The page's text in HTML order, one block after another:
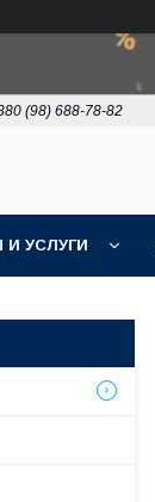
(98) 688-78-82
И УСЛУГИ